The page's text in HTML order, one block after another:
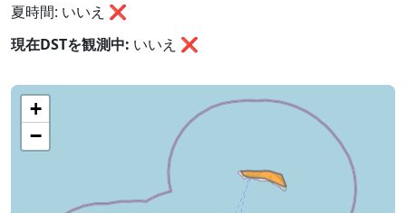
夏時間: いいえ ❌
現在DSTを観測中: いいえ ❌
+
−